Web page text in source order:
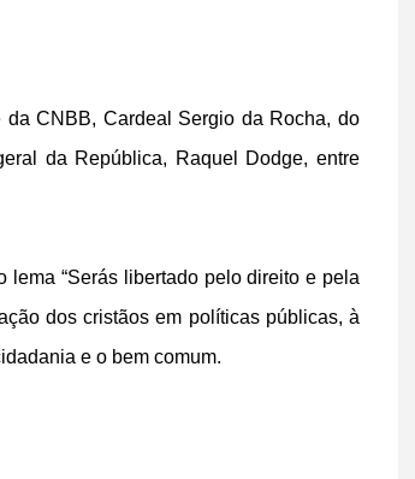
CNBB, Cardeal Sergio da Rocha, do
da República, Raquel Dodge, entre
lema “Serás libertado pelo direito e pela
dos cristãos em políticas públicas, à
e o bem comum.